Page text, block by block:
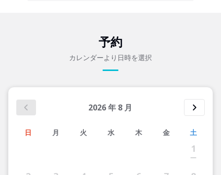
予約
カレンダーより日時を選択
2026年 8 月
日 月 火 水 木 金 土
1